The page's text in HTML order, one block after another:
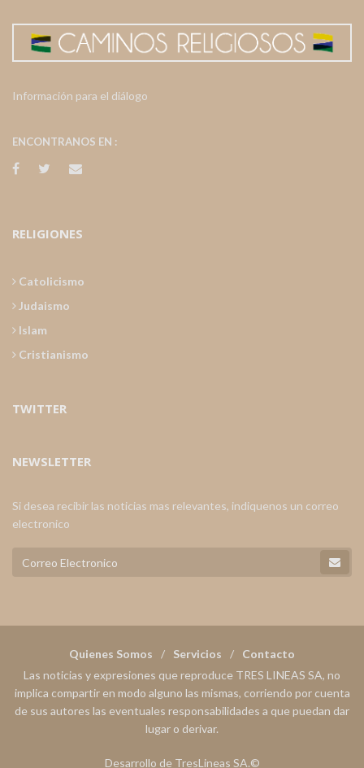
Información para el diálogo
ENCONTRANOS EN :
RELIGIONES
Catolicismo
Judaismo
Islam
Cristianismo
TWITTER
NEWSLETTER
Si desea recibir las noticias mas relevantes, indiquenos un correo
electronico
Quienes Somos Servicios
Contacto
Las noticias y expresiones que reproduce TRES LINEAS SA, no
implica compartir en modo alguno las mismas, corriendo por cuenta
de sus autores las eventuales responsabilidades a que puedan dar
lugar o derivar.
Desarrollo de TresLineas SA.©